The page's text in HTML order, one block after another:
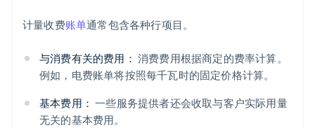
计量收费账单通常包含各种行项目。
与消费有关的费用： 消费费用根据商定的费率计算。
例如，电费账单将按照每千瓦时的固定价格计算。
基本费用： 一些服务提供者还会收取与客户实际用量
无关的基本费用。